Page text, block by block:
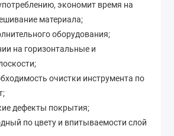
экономит время на
материала;
оборудования;
на горизонтальные и
очистки инструмента по
дефекты покрытия;
по цвету и впитываемости слой